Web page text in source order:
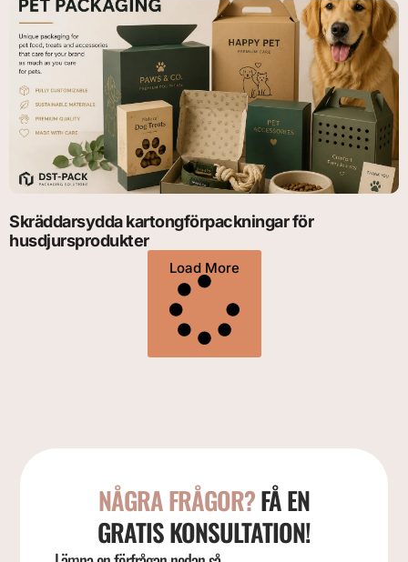
Skräddarsydda kartongförpackningar för
husdjursprodukter
Load More
NÅGRA FRÅGOR?FÅ EN
GRATIS KONSULTATION!